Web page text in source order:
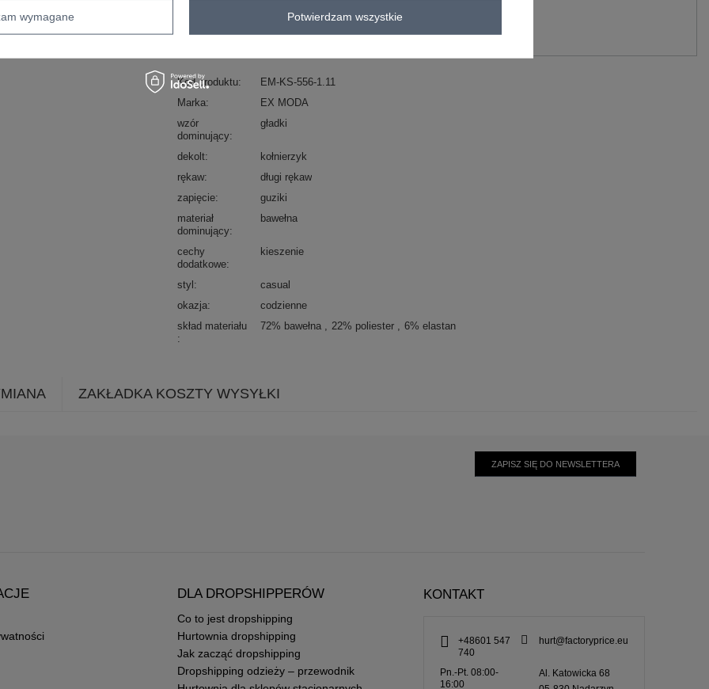
Masz pytanie? Chętnie pomożemy.
Zadzwoń+48 601 547 740 Zadaj pytanie
Kod produktu
EM-KS-556-1.11
Marka
EX MODA
wzór
dominujący
gładki
dekolt
kołnierzyk
rękaw
długi rękaw
zapięcie
guziki
materiał
dominujący
bawełna
cechy
dodatkowe
kieszenie
styl
casual
okazja
codzienne
skład materiału
72% bawełna 22% poliester 6% elastan
ZAKŁADKA KOSZTY WYSYŁKI
ZAPISZ SIĘ DO NEWSLETTERA
DLA DROPSHIPPERÓW
Co to jest dropshipping
Hurtownia dropshipping
Jak zacząć dropshipping
Dropshipping odzieży – przewodnik
KONTAKT
+48601 547
740
hurt@factoryprice.eu
Pn.-Pt. 08:00-
16:00
Al. Katowicka 68
wymagane Potwierdzam wszystkie